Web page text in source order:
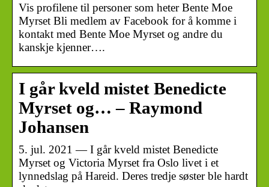
Vis profilene til personer som heter Bente Moe
Myrset Bli medlem av Facebook for å komme i
kontakt med Bente Moe Myrset og andre du
kanskje kjenner….
I går kveld mistet Benedicte
Myrset og… – Raymond
Johansen
5. jul. 2021 — I går kveld mistet Benedicte
Myrset og Victoria Myrset fra Oslo livet i et
lynnedslag på Hareid. Deres tredje søster ble hardt